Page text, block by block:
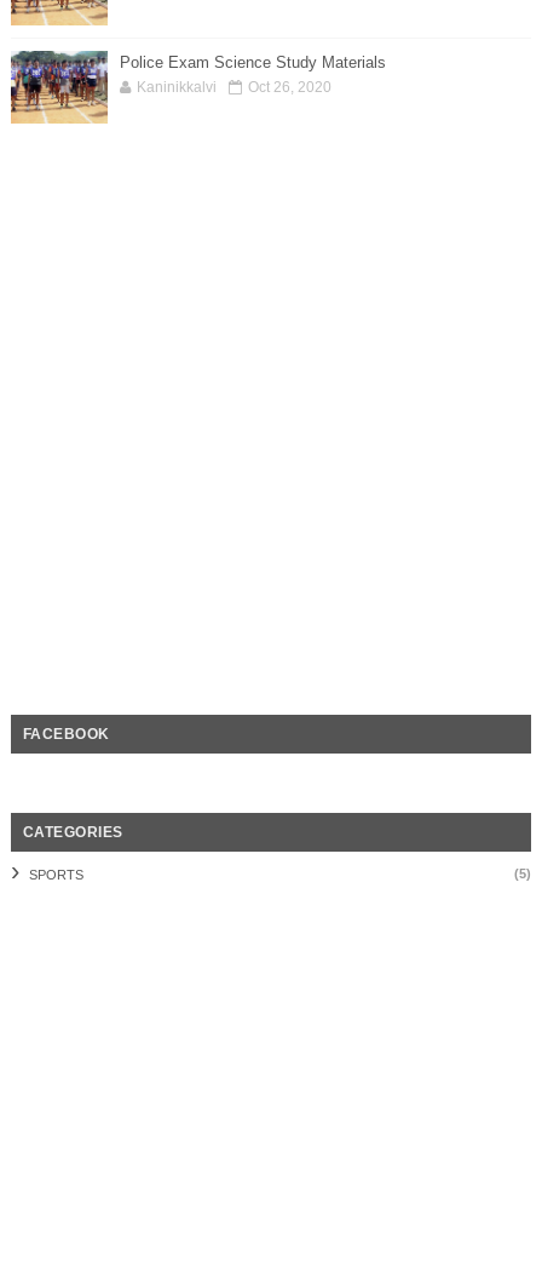
Police Exam Science Study Materials
Kaninikkalvi Oct 26, 2020
FACEBOOK
CATEGORIES
SPORTS (5)